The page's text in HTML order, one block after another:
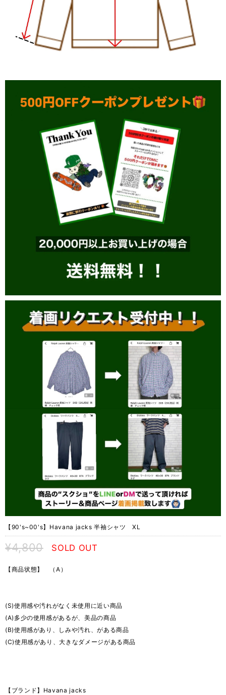
【90's~00's】Havana jacks 半袖シャツ XL
¥4,800 SOLD OUT
【商品状態】 （A）
(S)使用感や汚れがなく未使用に近い商品
(A)多少の使用感があるが、美品の商品
(B)使用感があり、しみや汚れ、がある商品
(C)使用感があり、大きなダメージがある商品
【ブランド】Havana jacks